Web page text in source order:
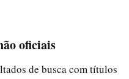
oficiais
de busca com títulos